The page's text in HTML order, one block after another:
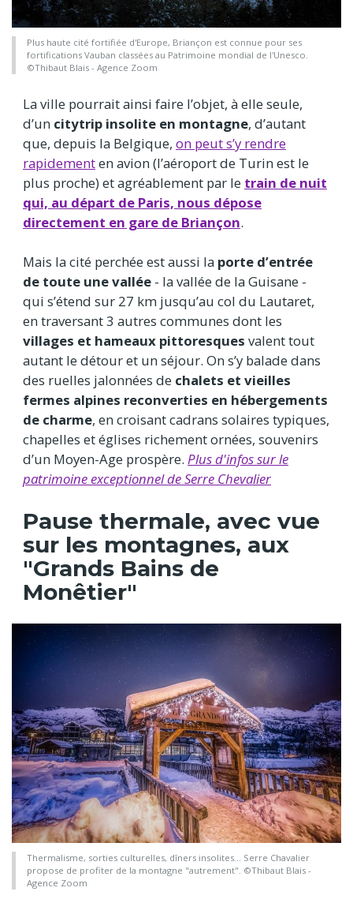
Plus haute cité fortifiée d'Europe, Briançon est connue pour ses
fortifications Vauban classées au Patrimoine mondial de l'Unesco.
©Thibaut Blais - Agence Zoom
La ville pourrait ainsi faire l’objet, à elle seule,
d’un citytrip insolite en montagne, d’autant
que, depuis la Belgique, on peut s’y rendre
rapidementen avion (l’aéroport de Turin est le
plus proche) et agréablement par le train de nuit
qui, au départ de Paris, nous dépose
directement en gare de Briançon.
Mais la cité perchée est aussi la porte d’entrée
de toute une vallée - la vallée de la Guisane -
qui s’étend sur 27 km jusqu’au col du Lautaret,
en traversant 3 autres communes dont les
villages et hameaux pittoresques valent tout
autant le détour et un séjour. On s’y balade dans
des ruelles jalonnées de chalets et vieilles
fermes alpines reconverties en hébergements
de charme, en croisant cadrans solaires typiques,
chapelles et églises richement ornées, souvenirs
d’un Moyen-Age prospère. Plus d'infos sur le
patrimoine exceptionnel de Serre Chevalier
Pause thermale, avec vue
sur les montagnes, aux
"Grands Bains de
Monêtier"
Thermalisme, sorties culturelles, dîners insolites... Serre Chavalier
propose de profiter de la montagne "autrement". ©Thibaut Blais -
Agence Zoom